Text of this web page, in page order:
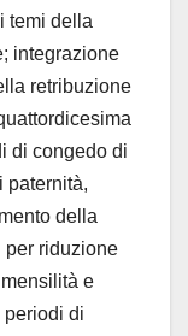
temi della
integrazione
retribuzione
di congedo di
paternità,
della
per riduzione
e
periodi di